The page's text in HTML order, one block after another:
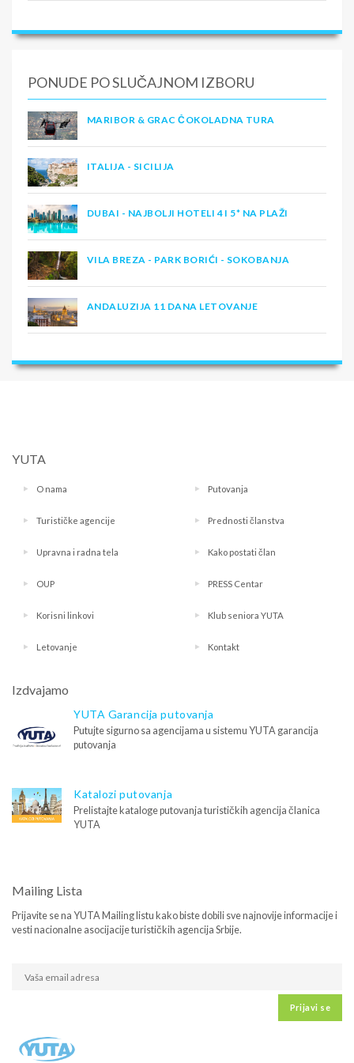
PONUDE PO SLUČAJNOM IZBORU
MARIBOR & GRAC ČOKOLADNA TURA
ITALIJA - SICILIJA
DUBAI - NAJBOLJI HOTELI 4 I 5* NA PLAŽI
VILA BREZA - PARK BORIĆI - SOKOBANJA
ANDALUZIJA 11 DANA LETOVANJE
YUTA
O nama Putovanja
Turističke agencije Prednosti članstva
Upravna i radna tela Kako postati član
OUP PRESS Centar
Korisni linkovi Klub seniora YUTA
Letovanje Kontakt
Izdvajamo
YUTA Garancija putovanja
Putujte sigurno sa agencijama u sistemu YUTA garancija
putovanja
Katalozi putovanja
Prelistajte kataloge putovanja turističkih agencija članica
YUTA
Mailing Lista
Prijavite se na YUTA Mailing listu kako biste dobili sve najnovije informacije i
vesti nacionalne asocijacije turističkih agencija Srbije.
Prijavi se